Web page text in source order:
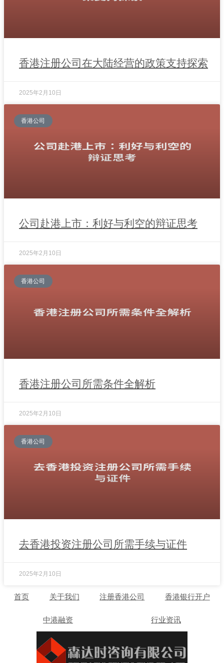
香港注册公司在大陆经营的政策支持探索
2025年2月10日
香港公司
公司赴港上市：利好与利空的辩证思考
2025年2月10日
香港公司
香港注册公司所需条件全解析
2025年2月10日
香港公司
去香港投资注册公司所需手续与证件
2025年2月10日
首页 关于我们 注册香港公司 香港银行开户
中港融资 行业资讯